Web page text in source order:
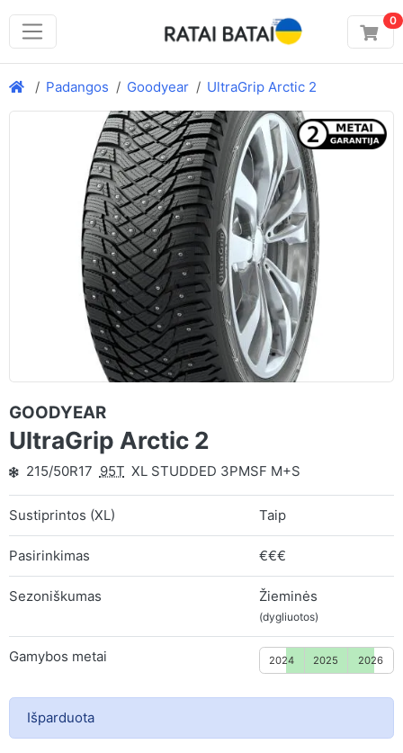
0
Padangos Goodyear UltraGrip Arctic 2
GOODYEAR
UltraGrip Arctic 2
215/50R17 95T XL STUDDED 3PMSF M+S
Sustiprintos (XL) Taip
Pasirinkimas €€€
Sezoniškumas Žieminės
(dygliuotos)
Gamybos metai 2024 2025 2026
Išparduota